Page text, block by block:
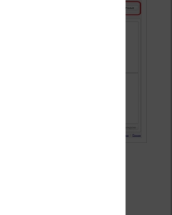
consulter le livre
plus en détail.